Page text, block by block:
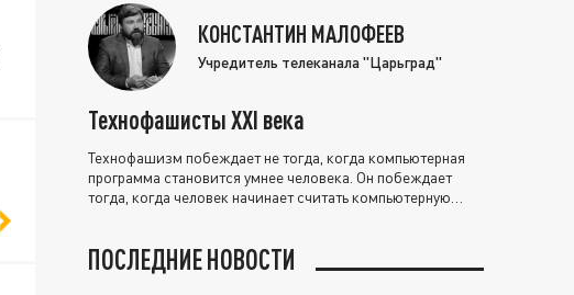
КОНСТАНТИН МАЛОФЕЕВ
Учредитель телеканала "Царьград"
Технофашисты XXI века
Технофашизм побеждает не тогда, когда компьютерная
программа становится умнее человека. Он побеждает
тогда, когда человек начинает считать компьютерную
ПОСЛЕДНИЕ НОВОСТИ